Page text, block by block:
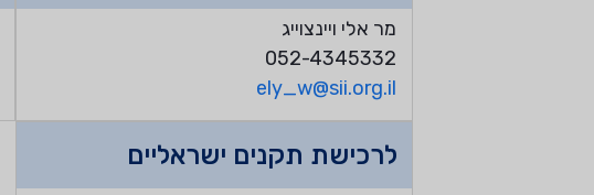
מר אלי ויינצוייג
052-4345332
ely_w@sii.org.il
לרכישת תקנים ישראליים